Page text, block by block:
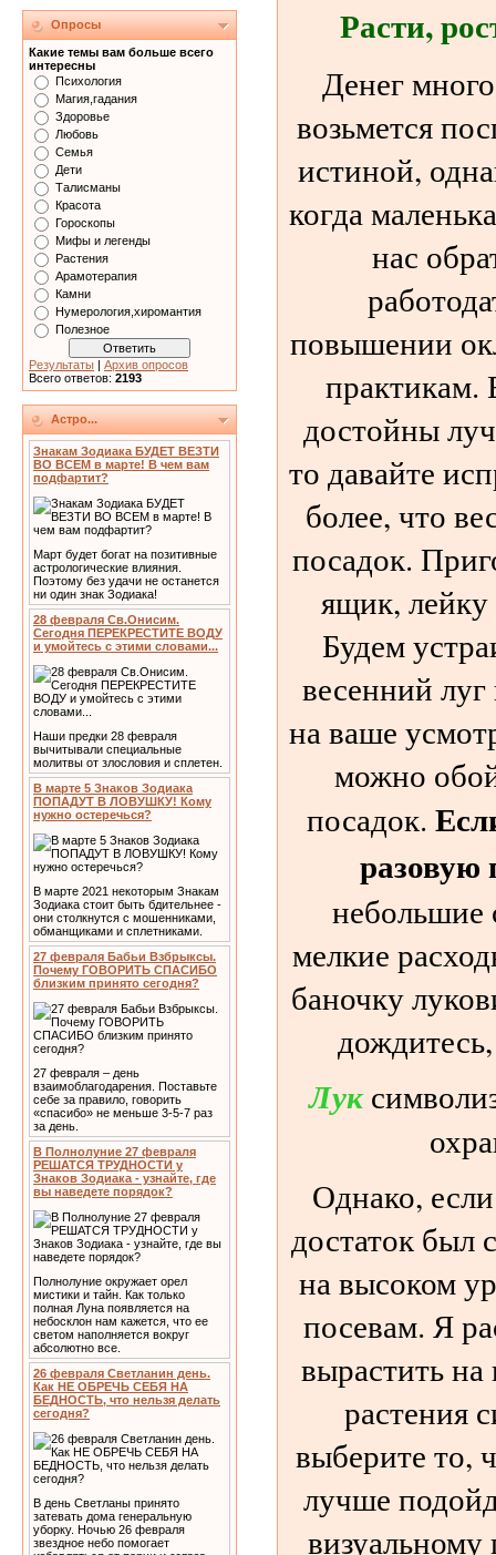
Опросы
Какие темы вам больше всего
интересны
Психология
Магия,гадания
Здоровье
Любовь
Семья
Дети
Талисманы
Красота
Гороскопы
Мифы и легенды
Растения
Арамотерапия
Камни
Нумерология,хиромантия
Полезное
Результаты | Архив опросов
Всего ответов: 2193
Астро...
Знакам Зодиака БУДЕТ ВЕЗТИ
ВО ВСЕМ в марте! В чем вам
подфартит?
Март будет богат на позитивные
астрологические влияния.
Поэтому без удачи не останется
ни один знак Зодиака!
28 февраля Св.Онисим.
Сегодня ПЕРЕКРЕСТИТЕ ВОДУ
и умойтесь с этими словами...
Наши предки 28 февраля
вычитывали специальные
молитвы от злословия и сплетен.
В марте 5 Знаков Зодиака
ПОПАДУТ В ЛОВУШКУ! Кому
нужно остеречься?
В марте 2021 некоторым Знакам
Зодиака стоит быть бдительнее -
они столкнутся с мошенниками,
обманщиками и сплетниками.
27 февраля Бабьи Взбрыксы.
Почему ГОВОРИТЬ СПАСИБО
близким принято сегодня?
27 февраля – день
взаимоблагодарения. Поставьте
себе за правило, говорить
«спасибо» не меньше 3-5-7 раз
за день.
В Полнолуние 27 февраля
РЕШАТСЯ ТРУДНОСТИ у
Знаков Зодиака - узнайте, где
вы наведете порядок?
Полнолуние окружает орел
мистики и тайн. Как только
полная Луна появляется на
небосклон нам кажется, что ее
светом наполняется вокруг
абсолютно все.
26 февраля Светланин день.
Как НЕ ОБРЕЧЬ СЕБЯ НА
БЕДНОСТЬ, что нельзя делать
сегодня?
В день Светланы принято
затевать дома генеральную
уборку. Ночью 26 февраля
звездное небо помогает
Расти,
Денег
возьмется
истиной,
когда
нас
повышении
практикам.
достойны
то давайте
более, что
посадок.
ящик,
Будем
весенний
на ваше
можно
посадок.
небольшие
мелкие
баночку
Лук
Однако,
достаток был
на высоком
посевам. Я
вырастить
растения
выберите то,
лучше